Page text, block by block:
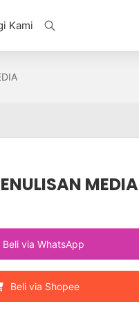
Kami
MEDIA
Beli via WhatsApp
Beli via Shopee